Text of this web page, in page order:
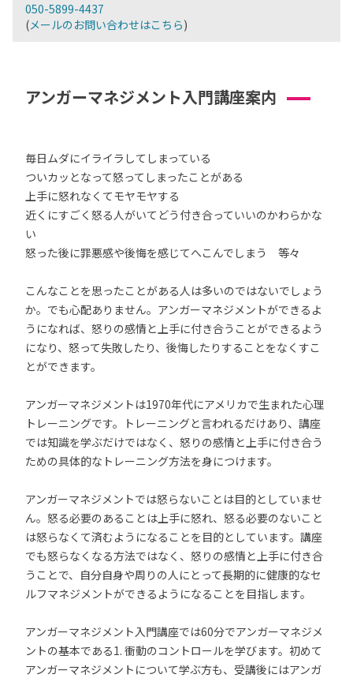
050-5899-4437
(メールのお問い合わせはこちら)
アンガーマネジメント入門講座案内
毎日ムダにイライラしてしまっている
ついカッとなって怒ってしまったことがある
上手に怒れなくてモヤモヤする
近くにすごく怒る人がいてどう付き合っていいのかわらかな
い
怒った後に罪悪感や後悔を感じてへこんでしまう 等々
こんなことを思ったことがある人は多いのではないでしょう
か。でも心配ありません。アンガーマネジメントができるよ
うになれば、怒りの感情と上手に付き合うことができるよう
になり、怒って失敗したり、後悔したりすることをなくすこ
とができます。
アンガーマネジメントは1970年代にアメリカで生まれた心理
トレーニングです。トレーニングと言われるだけあり、講座
では知識を学ぶだけではなく、怒りの感情と上手に付き合う
ための具体的なトレーニング方法を身につけます。
アンガーマネジメントでは怒らないことは目的としていませ
ん。怒る必要のあることは上手に怒れ、怒る必要のないこと
は怒らなくて済むようになることを目的としています。講座
でも怒らなくなる方法ではなく、怒りの感情と上手に付き合
うことで、自分自身や周りの人にとって長期的に健康的なセ
ルフマネジメントができるようになることを目指します。
アンガーマネジメント入門講座では60分でアンガーマネジメ
ントの基本である1. 衝動のコントロールを学びます。初めて
アンガーマネジメントについて学ぶ方も、受講後にはアンガ